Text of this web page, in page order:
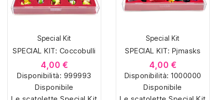
e mostrare la tua
collezione di sorpresine.
e mostrare la tua
Special Kit
SPECIAL KIT: Coccobulli
4,00 €
Disponibilità: 999993
Disponibile
Special Kit
SPECIAL KIT: Pjmasks
4,00 €
Disponibilità: 1000000
Disponibile